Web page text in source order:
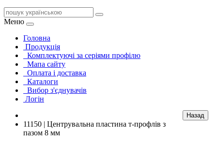
Меню
Головна
Продукція
Комплектуючі за серіями профілю
Мапа сайту
Оплата і доставка
Каталоги
Вибор з'єднувачів
Логін
11150 | Центрувальна пластина т-профлів з
пазом 8 мм